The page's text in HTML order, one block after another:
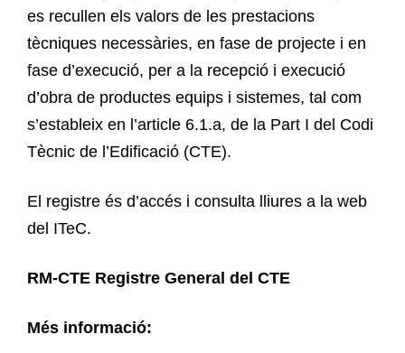
es recullen els valors de les prestacions
tècniques necessàries, en fase de projecte i en
fase d’execució, per a la recepció i execució
d’obra de productes equips i sistemes, tal com
s’estableix en l’article 6.1.a, de la Part I del Codi
Tècnic de l’Edificació (CTE).
El registre és d’accés i consulta lliures a la web
del ITeC.
RM-CTE Registre General del CTE
Més informació: